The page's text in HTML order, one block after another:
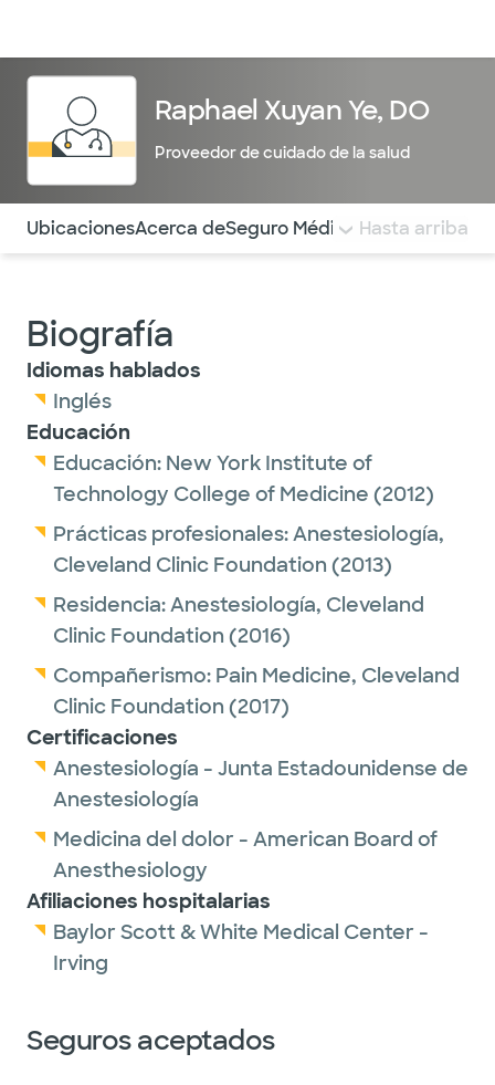
Raphael Xuyan Ye, DO
Proveedor de cuidado de la salud
Utilice esta navegación para saltar rápidamente a
UbicacionesAcerca deSeguro Médico COMENTARIOS
Hasta arriba
Biografía
Idiomas hablados
Inglés
Educación
Educación: New York Institute of
Technology College of Medicine (2012)
Prácticas profesionales:Anestesiología,
Cleveland Clinic Foundation (2013)
Residencia:Anestesiología, Cleveland
Clinic Foundation (2016)
Compañerismo: Pain Medicine, Cleveland
Clinic Foundation (2017)
Certificaciones
Anestesiología - Junta Estadounidense de
Anestesiología
Medicina del dolor - American Board of
Anesthesiology
Afiliaciones hospitalarias
Baylor Scott & White Medical Center -
Irving
Seguros aceptados